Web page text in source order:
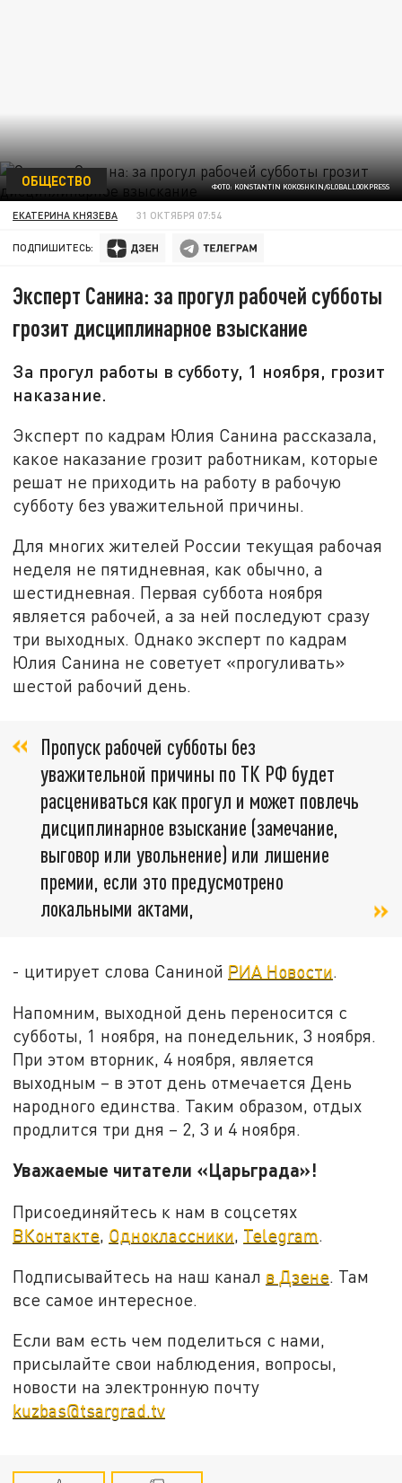
ФОТО: KONSTANTIN KOKOSHKIN/GLOBALLOOKPRESS
ОБЩЕСТВО
ЕКАТЕРИНА КНЯЗЕВА 31 ОКТЯБРЯ 07:54
ПОДПИШИТЕСЬ:
Эксперт Санина: за прогул рабочей субботы
грозит дисциплинарное взыскание
За прогул работы в субботу, 1 ноября, грозит
наказание.
Эксперт по кадрам Юлия Санина рассказала,
какое наказание грозит работникам, которые
решат не приходить на работу в рабочую
субботу без уважительной причины.
Для многих жителей России текущая рабочая
неделя не пятидневная, как обычно, а
шестидневная. Первая суббота ноября
является рабочей, а за ней последуют сразу
три выходных. Однако эксперт по кадрам
Юлия Санина не советует «прогуливать»
шестой рабочий день.
Пропуск рабочей субботы без
уважительной причины по ТК РФ будет
расцениваться как прогул и может повлечь
дисциплинарное взыскание (замечание,
выговор или увольнение) или лишение
премии, если это предусмотрено
локальными актами,
- цитирует слова Саниной РИА Новости.
Напомним, выходной день переносится с
субботы, 1 ноября, на понедельник, 3 ноября.
При этом вторник, 4 ноября, является
выходным – в этот день отмечается День
народного единства. Таким образом, отдых
продлится три дня – 2, 3 и 4 ноября.
Уважаемые читатели «Царьграда»!
Присоединяйтесь к нам в соцсетях
ВКонтакте, Одноклассники, Telegram.
Подписывайтесь на наш канал в Дзене. Там
все самое интересное.
Если вам есть чем поделиться с нами,
присылайте свои наблюдения, вопросы,
новости на электронную почту
kuzbas@tsargrad.tv